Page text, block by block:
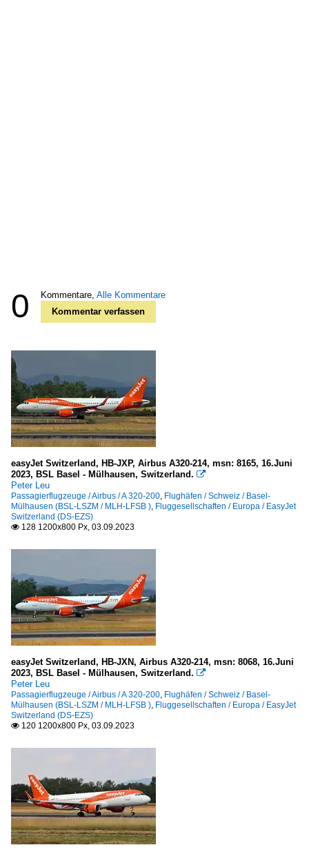
0 Kommentare, Alle Kommentare
Kommentar verfassen
easyJet Switzerland, HB-JXP, Airbus A320-214, msn: 8165, 16.Juni
2023, BSL Basel - Mülhausen, Switzerland. 
Peter Leu
Passagierflugzeuge / Airbus / A 320-200, Flughäfen / Schweiz / Basel-
Mülhausen (BSL-LSZM / MLH-LFSB ), Fluggesellschaften / Europa / EasyJet
Switzerland (DS-EZS)
 128 1200x800 Px, 03.09.2023
easyJet Switzerland, HB-JXN, Airbus A320-214, msn: 8068, 16.Juni
2023, BSL Basel - Mülhausen, Switzerland. 
Peter Leu
Passagierflugzeuge / Airbus / A 320-200, Flughäfen / Schweiz / Basel-
Mülhausen (BSL-LSZM / MLH-LFSB ), Fluggesellschaften / Europa / EasyJet
Switzerland (DS-EZS)
 120 1200x800 Px, 03.09.2023